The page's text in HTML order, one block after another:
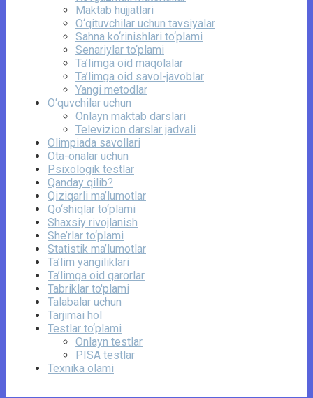
Maktab hujjatlari
O‘qituvchilar uchun tavsiyalar
Sahna ko‘rinishlari to‘plami
Senariylar to‘plami
Ta’limga oid maqolalar
Ta’limga oid savol-javoblar
Yangi metodlar
O‘quvchilar uchun
Onlayn maktab darslari
Televizion darslar jadvali
Olimpiada savollari
Ota-onalar uchun
Psixologik testlar
Qanday qilib?
Qiziqarli ma’lumotlar
Qo‘shiqlar to‘plami
Shaxsiy rivojlanish
She’rlar to‘plami
Statistik ma’lumotlar
Ta’lim yangiliklari
Ta’limga oid qarorlar
Tabriklar to'plami
Talabalar uchun
Tarjimai hol
Testlar to‘plami
Onlayn testlar
PISA testlar
Texnika olami